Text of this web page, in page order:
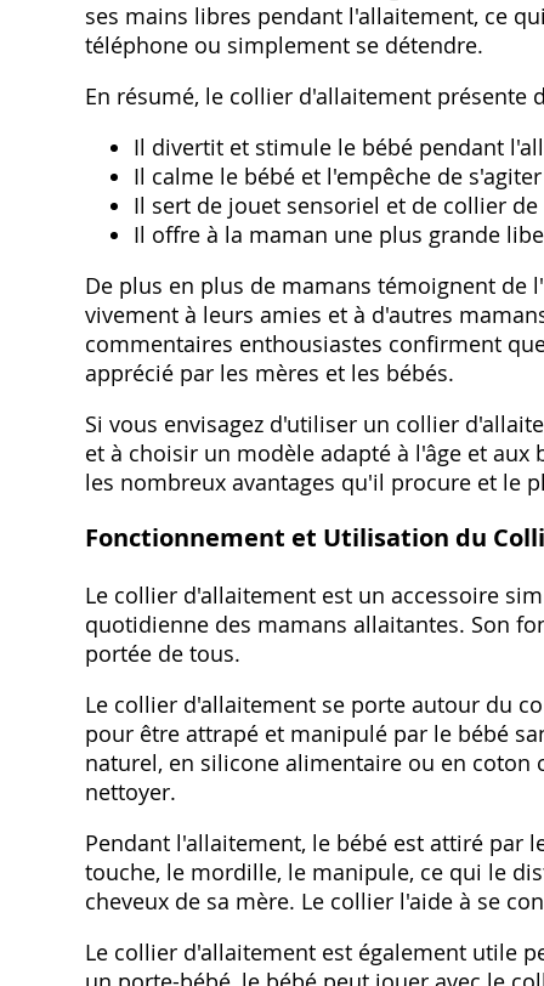
ses mains libres pendant l'allaitement, ce
téléphone ou simplement se détendre.
En résumé, le collier d'allaitement présente
Il divertit et stimule le bébé pendant
Il calme le bébé et l'empêche de
Il sert de jouet sensoriel et de collier
Il offre à la maman une plus grande
De plus en plus de mamans témoignent
vivement à leurs amies et à d'autres
commentaires enthousiastes confirment
apprécié par les mères et les bébés.
Si vous envisagez d'utiliser un collier
et à choisir un modèle adapté à l'âge et
les nombreux avantages qu'il procure et le
Fonctionnement et Utilisation du
Le collier d'allaitement est un accessoire
quotidienne des mamans allaitantes. Son
portée de tous.
Le collier d'allaitement se porte autour du
pour être attrapé et manipulé par le bébé
naturel, en silicone alimentaire ou en coton
nettoyer.
Pendant l'allaitement, le bébé est attiré par
touche, le mordille, le manipule, ce qui le
cheveux de sa mère. Le collier l'aide à se
Le collier d'allaitement est également utile